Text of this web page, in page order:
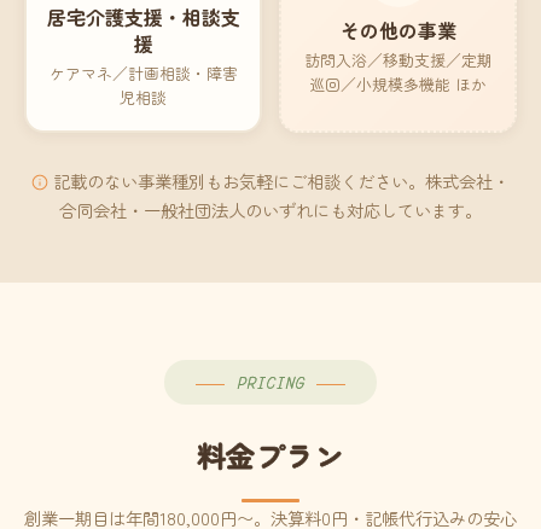
居宅介護支援・相談支
援
ケアマネ／計画相談・障害
児相談
その他の事業
訪問入浴／移動支援／定期
巡回／小規模多機能 ほか
記載のない事業種別もお気軽にご相談ください。株式会社・
合同会社・一般社団法人のいずれにも対応しています。
PRICING
料金プラン
創業一期目は年間180,000円〜。決算料0円・記帳代行込みの安心